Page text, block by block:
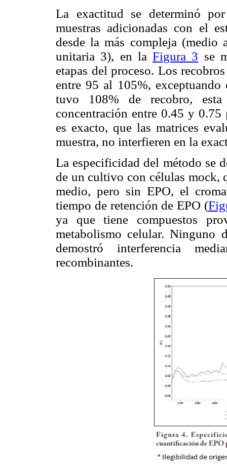
La exactitud se determinó
muestras adicionadas con el
desde la más compleja (medio
unitaria 3), en la Figura 3 se
etapas del proceso. Los
entre 95 al 105%,
tuvo 108% de recobro,
concentración entre 0.45 y 0.75
es exacto, que las matrices
muestra, no interfieren en la
La especificidad del método se
de un cultivo con células mock,
medio, pero sin EPO, el
tiempo de retención de EPO (
ya que tiene compuestos
metabolismo celular. Ninguno
demostró interferencia
recombinantes.